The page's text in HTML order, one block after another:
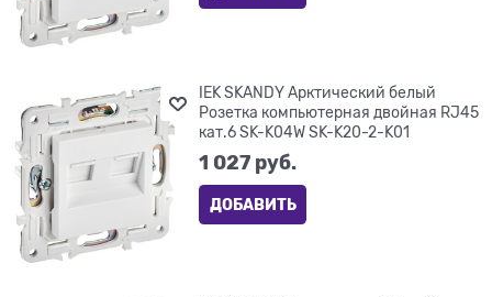
IEK SKANDY Арктический белый
Розетка компьютерная двойная RJ45
кат.6 SK-K04W SK-K20-2-K01
1 027 руб.
ДОБАВИТЬ